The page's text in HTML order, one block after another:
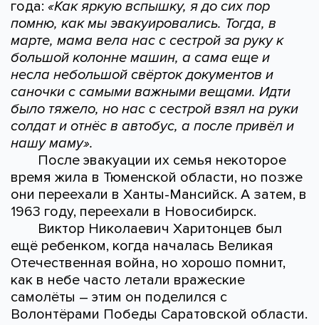
года: «Как яркую вспышку, я до сих пор
помню, как мы эвакуировались. Тогда, в
марте, мама вела нас с сестрой за руку к
большой колонне машин, а сама еще и
несла небольшой свёрток документов и
саночки с самыми важными вещами. Идти
было тяжело, но нас с сестрой взял на руки
солдат и отнёс в автобус, а после привёл и
нашу маму».
После эвакуации их семья некоторое
время жила в Тюменской области, но позже
они переехали в Ханты-Мансийск. А затем, в
1963 году, переехали в Новосибирск.
Виктор Николаевич Харитонцев был
ещё ребенком, когда началась Великая
Отечественная война, но хорошо помнит,
как в небе часто летали вражеские
самолёты – этим он поделился с
Волонтёрами Победы Саратовской области.